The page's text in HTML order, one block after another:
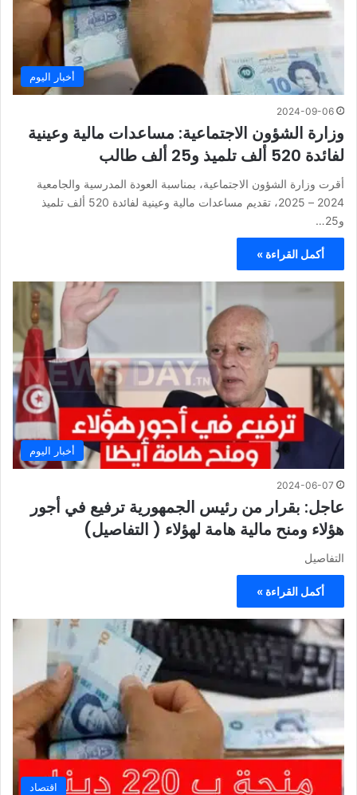
أخبار اليوم
2024-09-06
وزارة الشؤون الاجتماعية: مساعدات مالية وعينية
لفائدة 520 ألف تلميذ و25 ألف طالب
أقرت وزارة الشؤون الاجتماعية، بمناسبة العودة المدرسية والجامعية
2024 – 2025، تقديم مساعدات مالية وعينية لفائدة 520 ألف تلميذ
و25…
أكمل القراءة »
أخبار اليوم
2024-06-07
عاجل: بقرار من رئيس الجمهورية ترفيع في أجور
هؤلاء ومنح مالية هامة لهؤلاء ( التفاصيل)
التفاصيل
أكمل القراءة »
اقتصاد